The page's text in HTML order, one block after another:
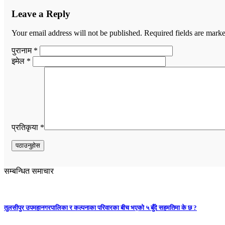
Leave a Reply
Your email address will not be published. Required fields are
पुरानाम *
इमेल *
प्रतिकृया *
सम्बन्धित समाचार
तुलसीपुर उपमहानगरपालिका र कल्पनाका परिवारका बीच भएको ५ बुँदे सहमतिमा के छ ?